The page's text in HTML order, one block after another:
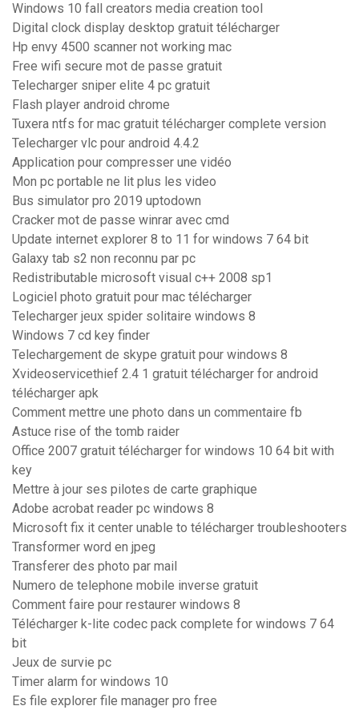
Windows 10 fall creators media creation tool
Digital clock display desktop gratuit télécharger
Hp envy 4500 scanner not working mac
Free wifi secure mot de passe gratuit
Telecharger sniper elite 4 pc gratuit
Flash player android chrome
Tuxera ntfs for mac gratuit télécharger complete version
Telecharger vlc pour android 4.4.2
Application pour compresser une vidéo
Mon pc portable ne lit plus les video
Bus simulator pro 2019 uptodown
Cracker mot de passe winrar avec cmd
Update internet explorer 8 to 11 for windows 7 64 bit
Galaxy tab s2 non reconnu par pc
Redistributable microsoft visual c++ 2008 sp1
Logiciel photo gratuit pour mac télécharger
Telecharger jeux spider solitaire windows 8
Windows 7 cd key finder
Telechargement de skype gratuit pour windows 8
Xvideoservicethief 2.4 1 gratuit télécharger for android
télécharger apk
Comment mettre une photo dans un commentaire fb
Astuce rise of the tomb raider
Office 2007 gratuit télécharger for windows 10 64 bit with
key
Mettre à jour ses pilotes de carte graphique
Adobe acrobat reader pc windows 8
Microsoft fix it center unable to télécharger troubleshooters
Transformer word en jpeg
Transferer des photo par mail
Numero de telephone mobile inverse gratuit
Comment faire pour restaurer windows 8
Télécharger k-lite codec pack complete for windows 7 64
bit
Jeux de survie pc
Timer alarm for windows 10
Es file explorer file manager pro free